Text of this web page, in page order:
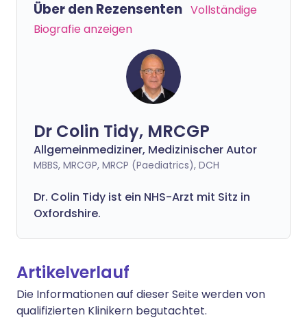
Über den Rezensenten Vollständige
Biografie anzeigen
Dr Colin Tidy, MRCGP
Allgemeinmediziner, Medizinischer Autor
MBBS, MRCGP, MRCP (Paediatrics), DCH
Dr. Colin Tidy ist ein NHS-Arzt mit Sitz in
Oxfordshire.
Artikelverlauf
Die Informationen auf dieser Seite werden von
qualifizierten Klinikern begutachtet.